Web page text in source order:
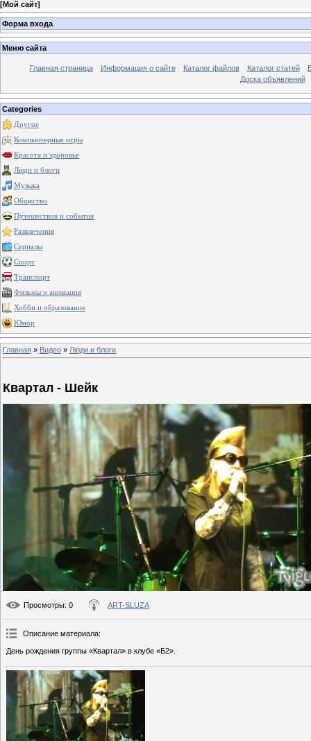
[Мой сайт]
Форма входа
Меню сайта
Главная страница Информация о сайте Каталог файлов Каталог статей
Доска объявлений
Categories
Другое
Компьютерные игры
Красота и здоровье
Люди и блоги
Музыка
Общество
Путешествия и события
Развлечения
Сериалы
Спорт
Транспорт
Фильмы и анимация
Хобби и образование
Юмор
Главная » Видео » Люди и блоги
Квартал - Шейк
Просмотры: 0 ART-SLUZA
Описание материала:
День рождения группы «Квартал» в клубе «Б2».